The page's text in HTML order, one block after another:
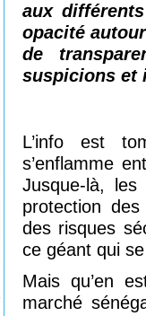
aux
opacité
de
suspicions et
L’info est
s’enflamme
Jusque-là,
protection
des risques
ce géant qui
Mais qu’en
marché